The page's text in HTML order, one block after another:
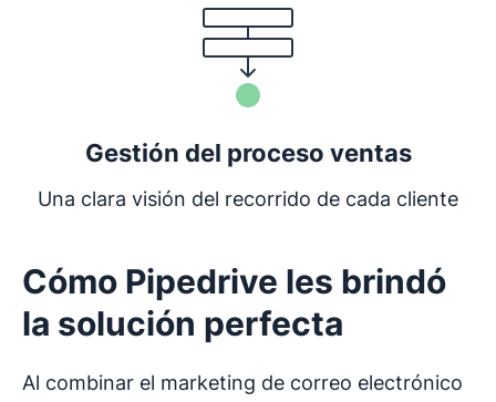
Gestión del proceso ventas
Una clara visión del recorrido de cada cliente
Cómo Pipedrive les brindó
la solución perfecta
Al combinar el marketing de correo electrónico